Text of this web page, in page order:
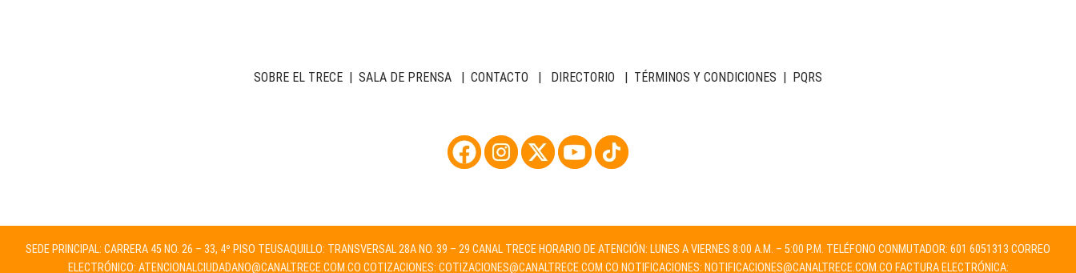
SOBRE EL TRECE | SALA DE PRENSA | CONTACTO | DIRECTORIO | TÉRMINOS Y CONDICIONES | PQRS
SEDE PRINCIPAL: CARRERA 45 NO. 26 – 33, 4º PISO TEUSAQUILLO: TRANSVERSAL 28A NO. 39 – 29 CANAL TRECE HORARIO DE ATENCIÓN: LUNES A VIERNES 8:00 A.M. – 5:00 P.M. TELÉFONO CONMUTADOR: 601 6051313 CORREO
ELECTRÓNICO: ATENCIONALCIUDADANO@CANALTRECE.COM.CO COTIZACIONES: COTIZACIONES@CANALTRECE.COM.CO NOTIFICACIONES: NOTIFICACIONES@CANALTRECE.COM.CO FACTURA ELECTRÓNICA: